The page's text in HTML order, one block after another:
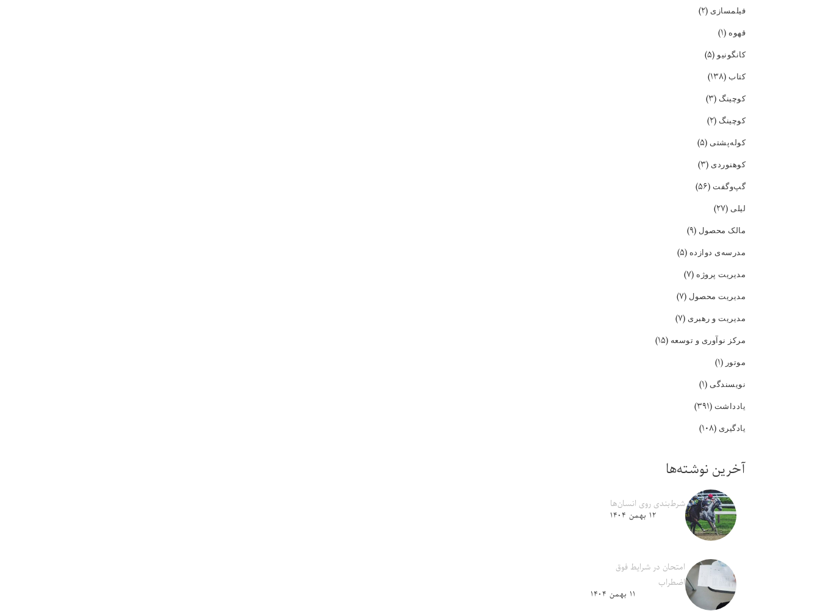
فیلمسازی (۲)
قهوه (۱)
کانگونیو(۵)
کتاب (۱۳۸)
کوچینگ (۳)
کوچینگ (۲)
کوله‌پشتی (۵)
کوهنوردی (۳)
گپ‌و‌گفت (۵۶)
لیلی (۲۷)
مالک محصول (۹)
مدرسه‌ی دوازده (۵)
مدیریت پروژه (۷)
مدیریت محصول (۷)
مدیریت و رهبری (۷)
مرکز نوآوری و توسعه (۱۵)
موتور(۱)
نویسندگی (۱)
یادداشت (۳۹۱)
یادگیری (۱۰۸)
آخرین نوشته‌ها
شرط‌بندی روی انسان‌ها
۱۲ بهمن ۱۴۰۴
امتحان در شرایط فوق
اضطراب
۱۱ بهمن ۱۴۰۴